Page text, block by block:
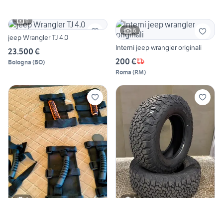
6
jeep Wrangler TJ 4.0
23.500 €
Bologna (BO)
6
Interni jeep wrangler originali
200 €
Roma (RM)